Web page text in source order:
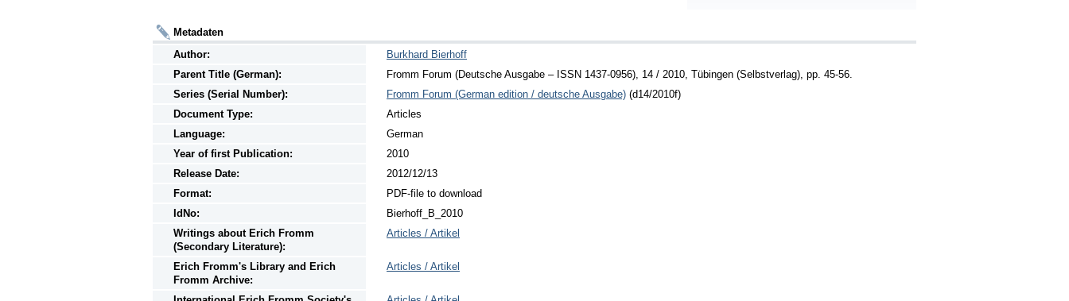
Metadaten
Author:
Burkhard Bierhoff
Parent Title (German):
Fromm Forum (Deutsche Ausgabe – ISSN 1437-0956), 14 / 2010, Tübingen (Selbstverlag), pp. 45-56.
Series (Serial Number):
Fromm Forum (German edition / deutsche Ausgabe) (d14/2010f)
Document Type:
Articles
Language:
German
Year of first Publication:
2010
Release Date:
2012/12/13
Format:
PDF-file to download
IdNo:
Bierhoff_B_2010
Writings aboutErich Fromm
(Secondary Literature):
Articles / Artikel
Erich Fromm's Library and Erich
Fromm Archive:
Articles / Artikel